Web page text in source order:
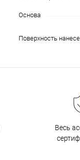
Основа
Поверхность
Весь